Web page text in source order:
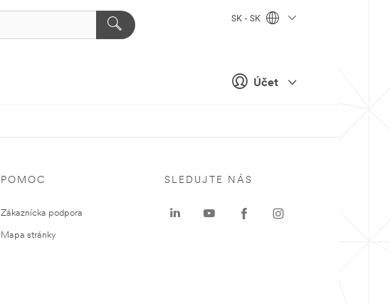
Účet
SK - SK
POMOC
Zákaznícka podpora
Mapa stránky
SLEDUJTE NÁS